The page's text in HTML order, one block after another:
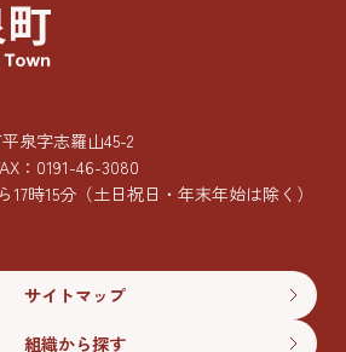
泉字志羅山45-2
：0191-46-3080
17時15分 （土日祝日・年末年始は除く）
サイトマップ
組織から探す